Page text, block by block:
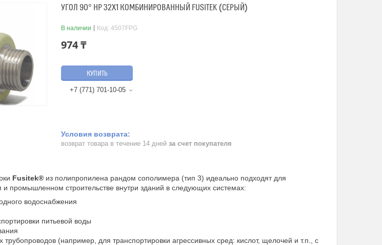
УГОЛ 90° НР 32Х1 КОМБИНИРОВАННЫЙ FUSITEK (СЕРЫЙ)
В наличии Код: 4507FPG
974 ₸
КУПИТЬ
+7 (771) 701-10-05
возврат товара в течение 14 дней за счет покупателя
Fusitek® из полипропилена рандом сополимера (тип 3) идеально подходят для
и промышленном строительстве внутри зданий в следующих системах:
водоснабжения
питьевой воды
(например, для транспортировки агрессивных сред: кислот, щелочей и т.п., с